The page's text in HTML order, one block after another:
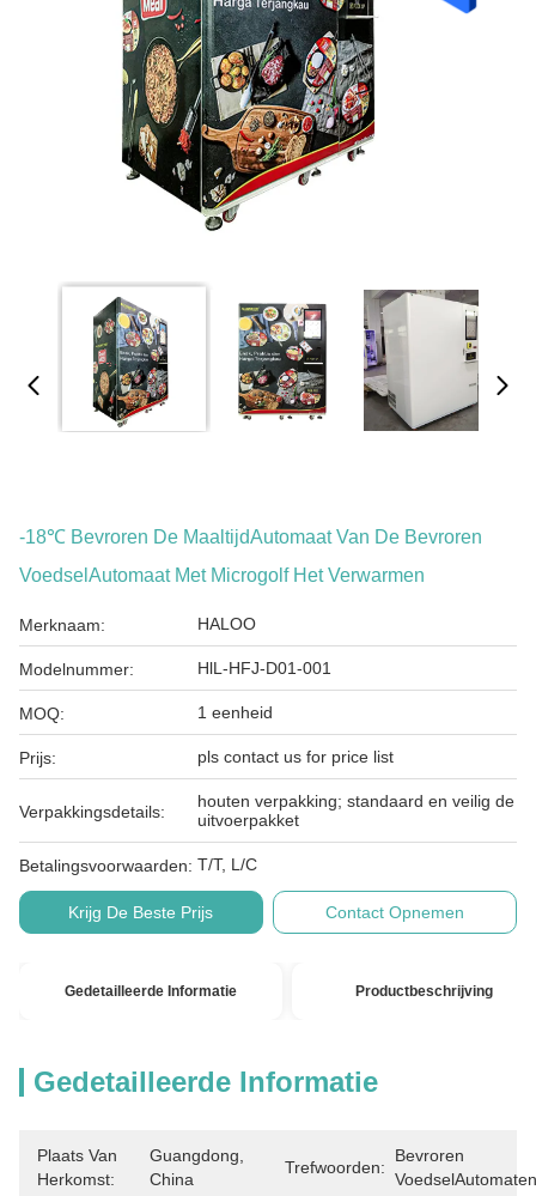
-18℃ Bevroren De MaaltijdAutomaat Van De Bevroren
VoedselAutomaat Met Microgolf Het Verwarmen
Merknaam: HALOO
Modelnummer: HlL-HFJ-D01-001
MOQ: 1 eenheid
Prijs: pls contact us for price list
Verpakkingsdetails:
houten verpakking; standaard en veilig de
uitvoerpakket
Betalingsvoorwaarden: T/T, L/C
Krijg De Beste Prijs Contact Opnemen
Gedetailleerde Informatie Productbeschrijving
Gedetailleerde Informatie
Plaats Van
Herkomst:
Guangdong,
China
Trefwoorden:
Bevroren
VoedselAutomaten